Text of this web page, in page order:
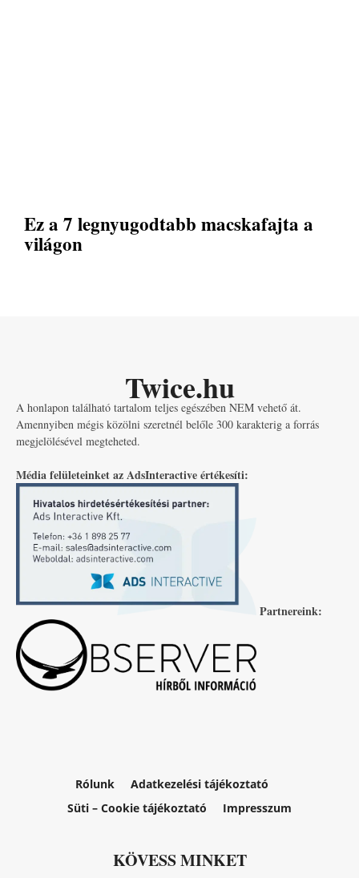
Ez a 7 legnyugodtabb macskafajta a
világon
Twice.hu
A honlapon található tartalom teljes egészében NEM vehető át.
Amennyiben mégis közölni szeretnél belőle 300 karakterig a forrás
megjelölésével megteheted.
Média felületeinket az AdsInteractive értékesíti:
Partnereink:
Rólunk
Adatkezelési tájékoztató
Süti – Cookie tájékoztató
Impresszum
KÖVESS MINKET